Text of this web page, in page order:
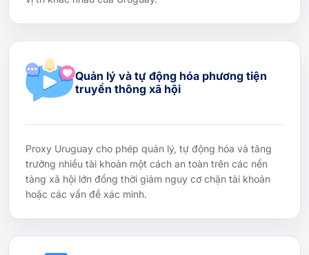
Quản lý và tự động hóa phương tiện
truyền thông xã hội
Proxy Uruguay cho phép quản lý, tự động hóa và tăng
trưởng nhiều tài khoản một cách an toàn trên các nền
tảng xã hội lớn đồng thời giảm nguy cơ chặn tài khoản
hoặc các vấn đề xác minh.